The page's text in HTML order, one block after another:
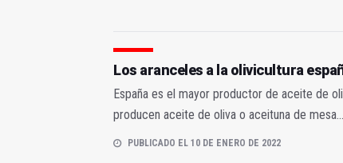
Los aranceles a la olivicultura
España es el mayor productor de aceite de
producen aceite de oliva o aceituna de mesa...
PUBLICADO EL 10 DE ENERO DE 2022